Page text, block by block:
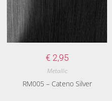
€ 2,95
Metallic
RM005 – Cateno Silver